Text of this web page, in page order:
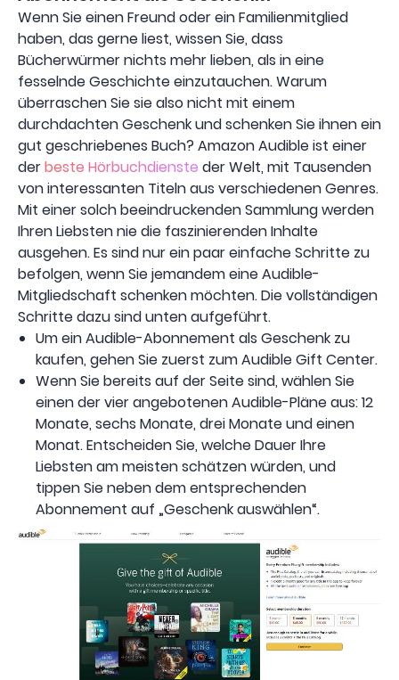
Wenn Sie einen Freund oder ein Familienmitglied
haben, das gerne liest, wissen Sie, dass
Bücherwürmer nichts mehr lieben, als in eine
fesselnde Geschichte einzutauchen. Warum
überraschen Sie sie also nicht mit einem
durchdachten Geschenk und schenken Sie ihnen ein
gut geschriebenes Buch? Amazon Audible ist einer
derbeste Hörbuchdienste der Welt, mit Tausenden
von interessanten Titeln aus verschiedenen Genres.
Mit einer solch beeindruckenden Sammlung werden
Ihren Liebsten nie die faszinierenden Inhalte
ausgehen. Es sind nur ein paar einfache Schritte zu
befolgen, wenn Sie jemandem eine Audible-
Mitgliedschaft schenken möchten. Die vollständigen
Schritte dazu sind unten aufgeführt.
Um ein Audible-Abonnement als Geschenk zu
kaufen, gehen Sie zuerst zum Audible Gift Center.
Wenn Sie bereits auf der Seite sind, wählen Sie
einen der vier angebotenen Audible-Pläne aus: 12
Monate, sechs Monate, drei Monate und einen
Monat. Entscheiden Sie, welche Dauer Ihre
Liebsten am meisten schätzen würden, und
tippen Sie neben dem entsprechenden
Abonnement auf „Geschenk auswählen“.